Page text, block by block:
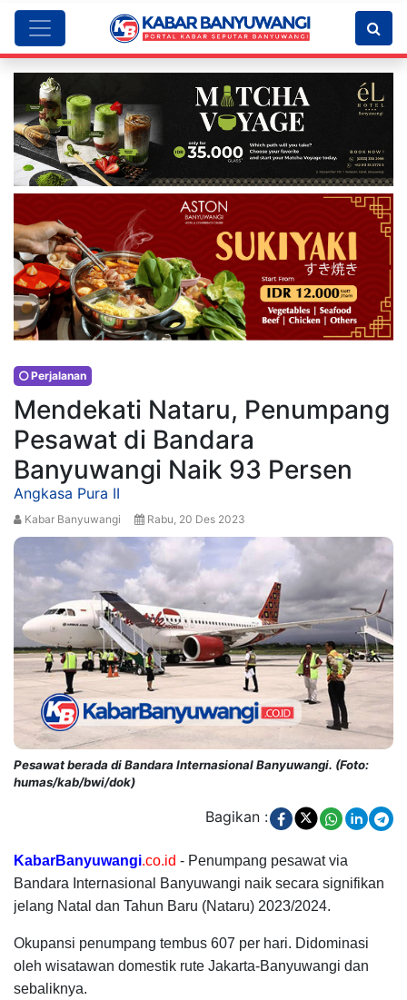
Perjalanan
Mendekati Nataru, Penumpang
Pesawat di Bandara
Banyuwangi Naik 93 Persen
Angkasa Pura II
Kabar Banyuwangi Rabu, 20 Des 2023
Pesawat berada di Bandara Internasional Banyuwangi. (Foto:
humas/kab/bwi/dok)
Bagikan :
KabarBanyuwangi.co.id - Penumpang pesawat via
Bandara Internasional Banyuwangi naik secara signifikan
jelang Natal dan Tahun Baru (Nataru) 2023/2024.
Okupansi penumpang tembus 607 per hari. Didominasi
oleh wisatawan domestik rute Jakarta-Banyuwangi dan
sebaliknya.